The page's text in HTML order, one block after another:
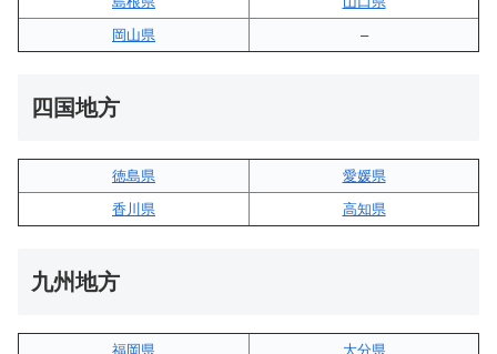
岡山県
–
四国地方
徳島県
愛媛県
香川県
高知県
九州地方
福岡県 大分県